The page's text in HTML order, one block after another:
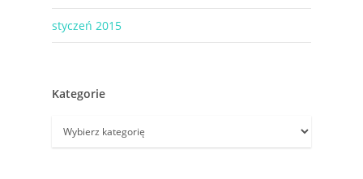
styczeń 2015
Kategorie
Kategorie